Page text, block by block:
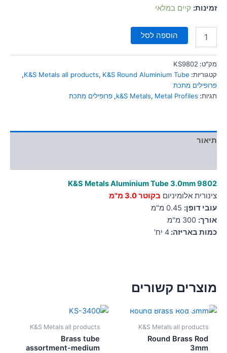
font_download סמן קישורים זמינות: קיים במלאי
הוספה לסל
מק"ט: KS9802
קטגוריות:
K&S Metals all products, K&S Round Aluminium Tube
,
פרופילים מתכת
תגיות:
k&S Metals, Metal Profiles
, פרופילים מתכת
תיאור
K&S Metals Aluminium Tube 3.0mm9802
צינורית אלומיניום בקוטר 3.0 מ"מ
עובי דופן:
אורך:
כמות באריזה: 4 יח'
מוצרים קשורים
K&S Metals all products
Round Brass Rod
3mm
K&S Metals all products
Brass tube
assortment-medium